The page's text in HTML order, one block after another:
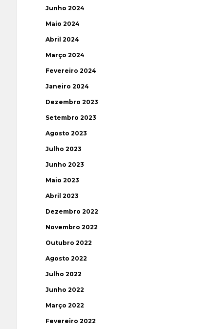
Junho 2024
Maio 2024
Abril 2024
Março 2024
Fevereiro 2024
Janeiro 2024
Dezembro 2023
Setembro 2023
Agosto 2023
Julho 2023
Junho 2023
Maio 2023
Abril 2023
Dezembro 2022
Novembro 2022
Outubro 2022
Agosto 2022
Julho 2022
Junho 2022
Março 2022
Fevereiro 2022